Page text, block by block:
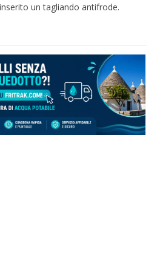
un tagliando antifrode.